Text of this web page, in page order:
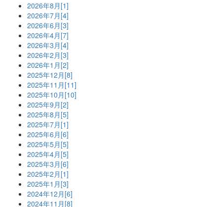
2026年8月[1]
2026年7月[4]
2026年6月[3]
2026年4月[7]
2026年3月[4]
2026年2月[3]
2026年1月[2]
2025年12月[8]
2025年11月[11]
2025年10月[10]
2025年9月[2]
2025年8月[5]
2025年7月[1]
2025年6月[6]
2025年5月[5]
2025年4月[5]
2025年3月[6]
2025年2月[1]
2025年1月[3]
2024年12月[6]
2024年11月[8]